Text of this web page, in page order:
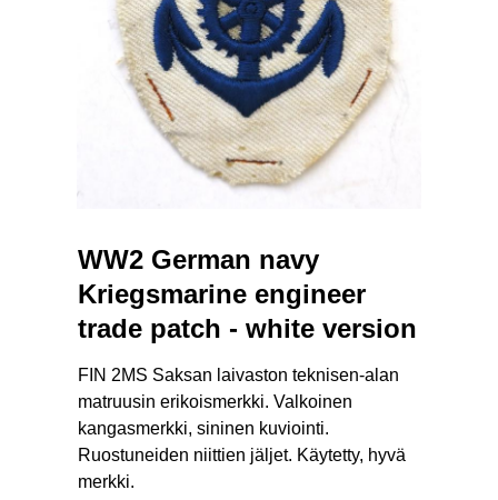
WW2 German navy
Kriegsmarine engineer
trade patch - white version
FIN 2MS Saksan laivaston teknisen-alan
matruusin erikoismerkki. Valkoinen
kangasmerkki, sininen kuviointi.
Ruostuneiden niittien jäljet. Käytetty, hyvä
merkki.